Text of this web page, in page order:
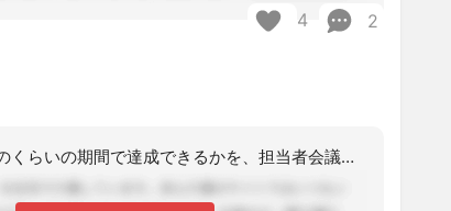
4 2
この目標ならばどのくらいの期間で達成できるかを、担当者会議で協議しても大丈夫です